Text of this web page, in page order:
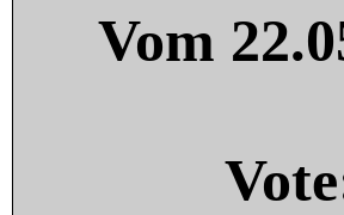
Vom